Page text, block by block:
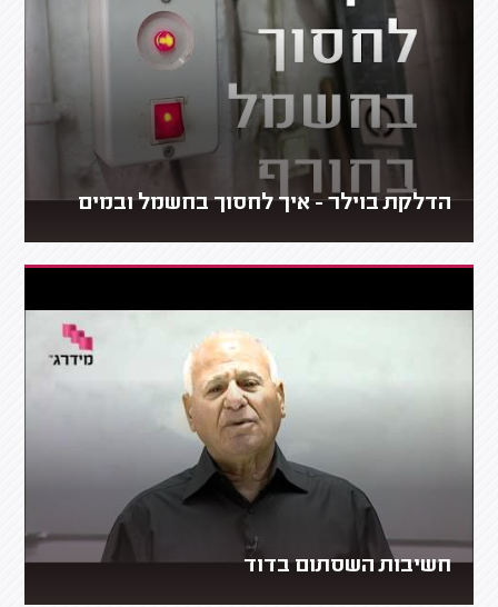
הדלקת בוילר - איך לחסוך בחשמל ובמים
חשיבות השסתום בדוד